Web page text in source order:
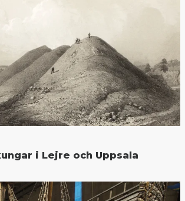
i Lejre och Uppsala